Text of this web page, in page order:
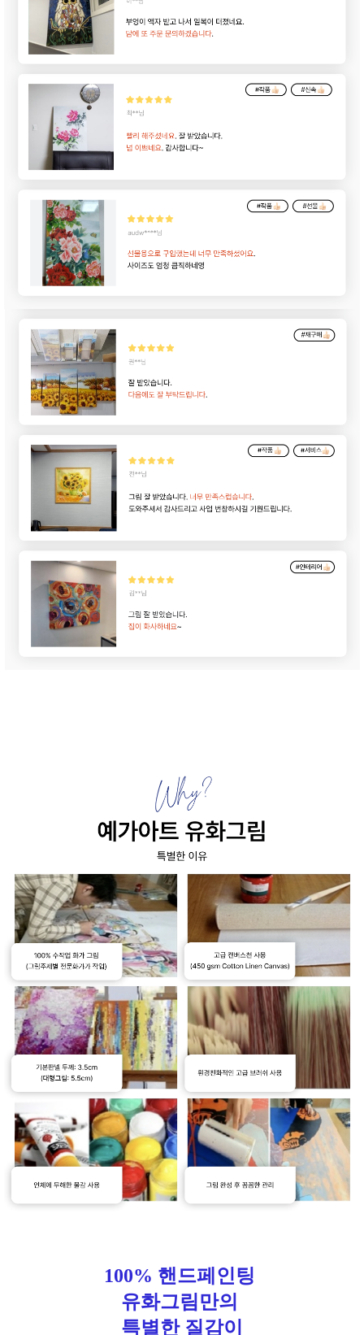
100% 핸드페인팅
유화그림만의
특별한 질감이